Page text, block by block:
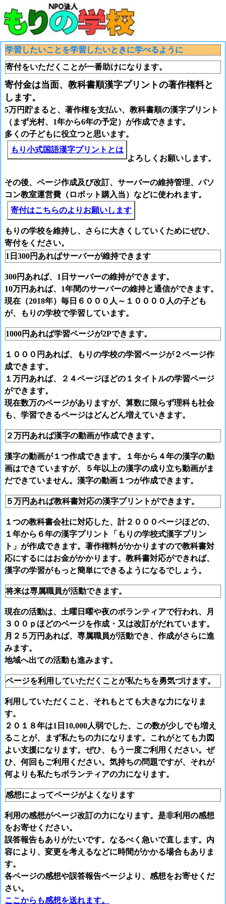
学習したいことを学習したいときに学べるように
寄付をいただくことが一番助けになります。
寄付金は当面、教科書順漢字プリントの著作権料と
します。
5万円貯まると、著作権を支払い、教科書順の漢字プリント
（まず光村、1年から6年の予定）が作成できます。
多くの子どもに役立つと思います。
もり小式国語漢字プリントとは
よろしくお願いします。
その後、ページ作成及び改訂、サーバーの維持管理、パソ
コン教室運営費（ロボット購入当）などに使われます。
寄付はこちらのよりお願いします
もりの学校を維持し、さらに大きくしていくためにぜひ、
寄付をください。
1日300円あればサーバーが維持できます
300円あれば、1日サーバーの維持ができます。
10万円あれば、1年間のサーバーの維持と通信ができます。
現在（2018年）毎日６０００人～１００００人の子ども
が、もりの学校で学習しています。
1000円あれば学習ページが2Pできます。
１０００円あれば、もりの学校の学習ページが２ページ作
成できます。
１万円あれば、２４ページほどの１タイトルの学習ページ
ができます。
現在数万のページがありますが、算数に限らず理科も社会
も、学習できるページはどんどん増えていきます。
２万円あれば漢字の動画が作成できます。
漢字の動画が１つ作成できます。１年から４年の漢字の動
画はできていますが、５年以上の漢字の成り立ち動画がま
だできていません。漢字の動画１つが作成できます。
５万円あれば教科書対応の漢字プリントができます。
１つの教科書会社に対応した、計２０００ページほどの、
１年から６年の漢字プリント「もりの学校式漢字プリン
ト」が作成できます。著作権料がかかりますので教科書対
応にするにはお金がかかります。教科書対応ができれば、
漢字の学習がもっと簡単にできるようになるでしょう。
将来は専属職員が活動できます。
現在の活動は、土曜日曜や夜のボランティアで行われ、月
３００ｐほどのページを作成・又は改訂がだれています。
月２５万円あれば、専属職員が活動でき、作成がさらに進
みます。
地域へ出ての活動も進みます。
ページを利用していただくことが私たちを勇気づけます。
利用していただくこと、それもとても大きな力になりま
す。
２０１８年は1日10,000人弱でした、この数が少しでも増え
ることが、まず私たちの力になります。これがとても力図
よい支援になります。ぜひ、もう一度ご利用ください。ぜ
ひ、何回もご利用ください。気持ちの問題ですが、それが
何よりも私たちボランティアの力になります。
感想によってページがよくなります
利用の感想がページ改訂の力になります。是非利用の感想
をお寄せください。
誤答報告もありがたいです。なるべく急いで直します。内
容により、変更を考えるなどに時間がかかる場合もありま
す。
各ページの感想や誤答報告ページより、感想をお寄せくだ
さい。
ここからも感想を送れます。